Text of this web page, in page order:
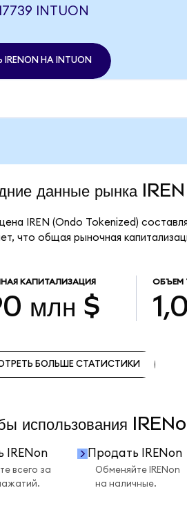
INTUON
НА INTUON
данные рынка
IREN (Ondo Tokenized)
что общая рыночная
КАПИТАЛИЗАЦИЯ
млн $
ОБЪЕМ
БОЛЬШЕ СТАТИСТИКИ
использования
IRENon
всего за
Продать IRENon
Обменяйте IRENon
на наличные.